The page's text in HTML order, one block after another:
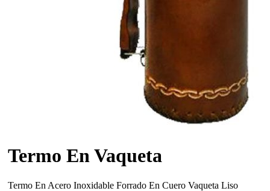
Termo En Vaqueta
Termo En Acero Inoxidable Forrado En Cuero Vaqueta Liso